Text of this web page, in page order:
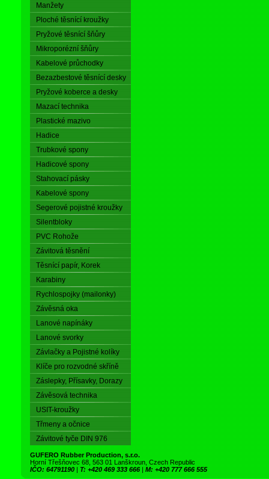
Manžety
Ploché těsnící kroužky
Pryžové těsnící šňůry
Mikroporézní šňůry
Kabelové průchodky
Bezazbestové těsnící desky
Pryžové koberce a desky
Mazací technika
Plastické mazivo
Hadice
Trubkové spony
Hadicové spony
Stahovací pásky
Kabelové spony
Segerové pojistné kroužky
Silentbloky
PVC Rohože
Závitová těsnění
Těsnící papír, Korek
Karabiny
Rychlospojky (mailonky)
Závěsná oka
Lanové napínáky
Lanové svorky
Závlačky a Pojistné kolíky
Klíče pro rozvodné skříně
Záslepky, Přísavky, Dorazy
Závěsová technika
USIT-kroužky
Třmeny a očnice
Závitové tyče DIN 976
GUFERO Rubber Production, s.r.o.
Horní Třešňovec 68, 563 01 Lanškroun, Czech Republic
IČO: 64791190 | T: +420 469 333 666 | M: +420 777 666 555